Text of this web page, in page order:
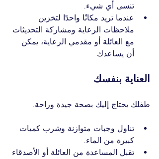
تنسى أي شيء.
عندما تريد مكانًا واحدًا لتخزين
ملاحظات الرعاية ومشاركة التحديثات
مع العائلة أو مقدمي الرعاية، يمكن
أن يساعدك
العناية بنفسك
طفلك يحتاج إليك بصحة جيدة وراحة.
تناول وجبات متوازنة وشرب كميات
كبيرة من الماء.
تقبل المساعدة من العائلة أو الأصدقاء